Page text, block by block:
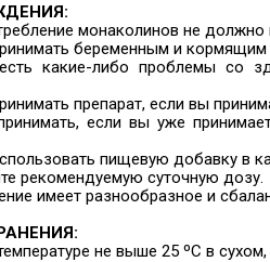
монаколинов не должно
беременным и
какие-либо проблемы со
препарат, если вы
если вы уже
пищевую добавку в
рекомендуемую суточную дозу.
имеет разнообразное и
не выше 25 ºC в